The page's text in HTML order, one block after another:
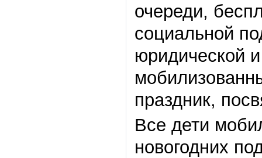
очереди,
социальной
юридической
праздник,
Все дети
новогодних